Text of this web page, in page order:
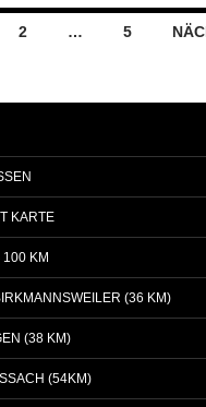
2 … 5
KARTE
100 KM
(36 KM)
(38 KM)
(54KM)